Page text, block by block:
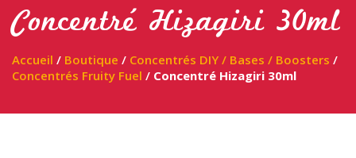
Concentré Hizagiri 30ml
Accueil / Boutique / Concentrés DIY / Bases / Boosters /
Concentrés Fruity Fuel / Concentré Hizagiri 30ml